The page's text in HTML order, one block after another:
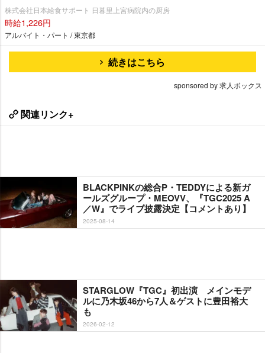
株式会社日本給食サポート 日暮里上宮病院内の厨房
時給1,226円
アルバイト・パート / 東京都
続きはこちら
sponsored by 求人ボックス
関連リンク+
BLACKPINKの総合P・TEDDYによる新ガ
ールズグループ・MEOVV、『TGC2025 A
／W』でライブ披露決定【コメントあり】
2025-08-14
STARGLOW『TGC』初出演 メインモデ
ルに乃木坂46から7人＆ゲストに豊田裕大
も
2026-02-12